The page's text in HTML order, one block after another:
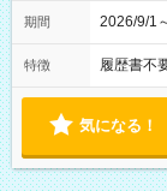
期間 2026/9/1
特徴 履歴書不
気になる！